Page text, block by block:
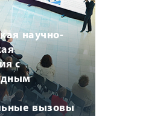
научно-
с
вызовы